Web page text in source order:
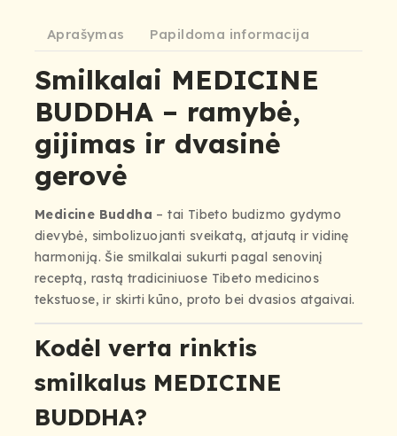
Aprašymas Papildoma informacija
Smilkalai MEDICINE
BUDDHA – ramybė,
gijimas ir dvasinė
gerovė
Medicine Buddha – tai Tibeto budizmo gydymo
dievybė, simbolizuojanti sveikatą, atjautą ir vidinę
harmoniją. Šie smilkalai sukurti pagal senovinį
receptą, rastą tradiciniuose Tibeto medicinos
tekstuose, ir skirti kūno, proto bei dvasios atgaivai.
Kodėl verta rinktis
smilkalus MEDICINE
BUDDHA?